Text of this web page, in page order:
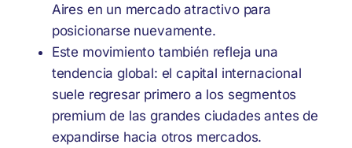
Aires en un mercado atractivo para
posicionarse nuevamente.
Este movimiento también refleja una
tendencia global: el capital internacional
suele regresar primero a los segmentos
premium de las grandes ciudades antes de
expandirse hacia otros mercados.